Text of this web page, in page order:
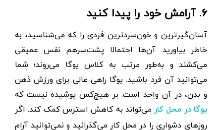
۶. آرامش خود را پیدا کنید
آسان‌گیر‌ترین و خون‌سردترین فردی را که می‌شناسید، به
خاطر بیاورید. آن‌ها احتمالا پشت‌سرهم نفس عمیقی
می‌کشند و به‌طور مرتب به کلاس یوگا می‌روند؛ شما
می‌توانید آن فرد باشید. یوگا راهی عالی برای ورزش ذهن
و بدن، در آن واحد است. بر هیچ‌کس پوشیده نیست که
یوگا در محل کارمی‌تواند به کاهش استرس کمک کند. اگر
روزهای دشواری را در محل کار می‌گذرانید و نمی‌توانید آرام